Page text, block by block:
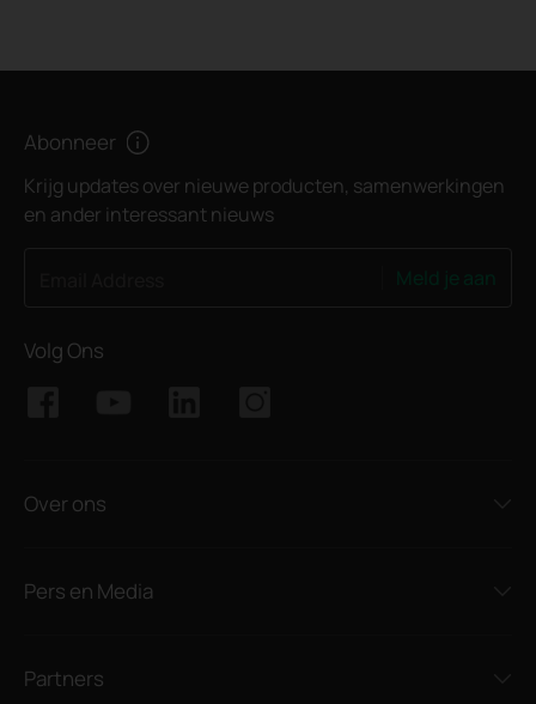
Abonneer
Krijg updates over nieuwe producten, samenwerkingen
en ander interessant nieuws
Volg Ons
Over ons
Pers en Media
Partners